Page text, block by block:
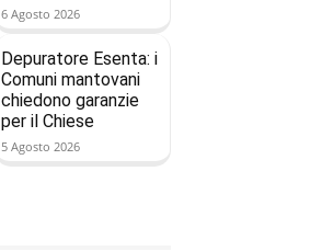
6 Agosto 2026
Depuratore Esenta: i
Comuni mantovani
chiedono garanzie
per il Chiese
5 Agosto 2026